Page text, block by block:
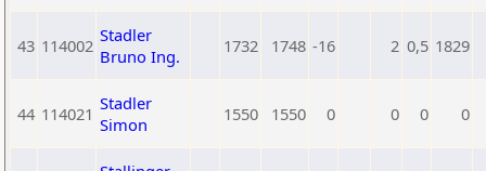
43 114002 Stadler
Bruno Ing.
1732 1748 -16 2 0,5 1829
44 114021 Stadler
Simon
1550 1550 0 0 0 0